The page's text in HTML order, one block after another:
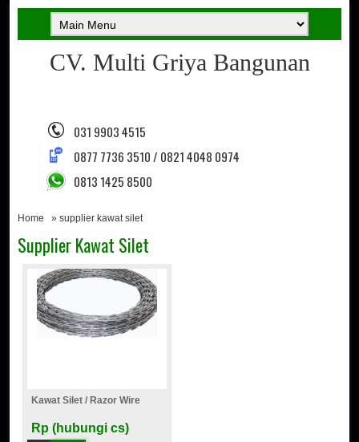
CV. Multi Griya Bangunan
031 9903 4515
0877 7736 3510 / 0821 4048 0974
0813 1425 8500
Home » supplier kawat silet
Supplier Kawat Silet
Kawat Silet / Razor Wire
Rp (hubungi cs)